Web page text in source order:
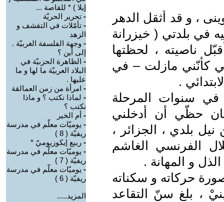
، و قد أثقل الدهر
في بلدتي ( خيزرانة
ناصيته ، لحظتها
كأنّني مازلت – في
.
سنوات المرحلة
حظّي أن أدخلني
بلدي ، الجزائر ،
الفرنسي الغاشم
و المهانة .
حركاته و سكناته
، بلغ سنّ التقاعد
إيلا ) * للقاصة ...
- تحرير الحريّة
- تأمّلات في التقشف و
الزهد
- وجهة الفلسفة الغربيّة .
إلى أين ؟
- الظاهرة الحزبيّة في
البلاد العربيّة ما لها و ما
عليها .
- امرأة من زمن العمالقة
- لماذا نكتب ؟ و ماذا
نكتب ؟
- أم الخير
- يوميّات معلّم في مدرسة
ريفيّة ( 8 )
- ربيع إيكوزيوميّ *
- يوميّات معلّم في مدرسة
ريفيّة ( 7 )
- يوميّات معلّم في مدرسة
ريفيّة ( 6 )
المزيد.....